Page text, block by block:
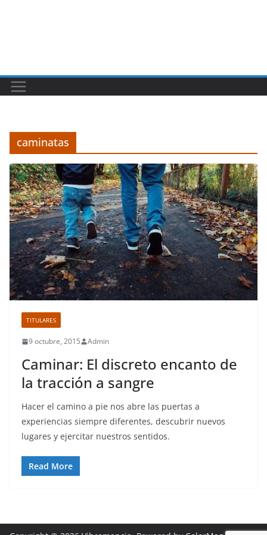
caminatas
TITULARES
9 octubre, 2015 Admin
Caminar: El discreto encanto de
la tracción a sangre
Hacer el camino a pie nos abre las puertas a
experiencias siempre diferentes, descubrir nuevos
lugares y ejercitar nuestros sentidos.
Read More